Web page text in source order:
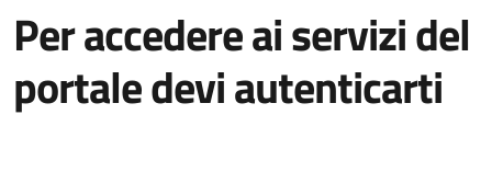
Per accedere ai servizi del
portale devi autenticarti